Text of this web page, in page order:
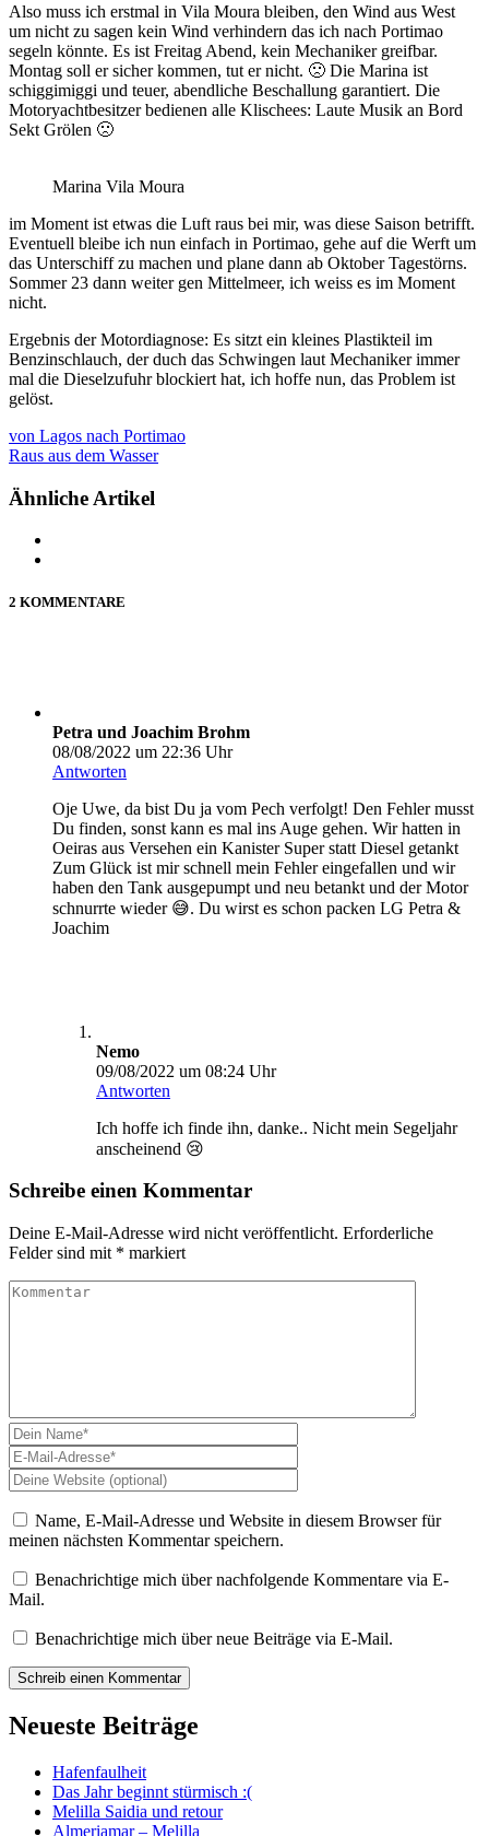
Also muss ich erstmal in Vila Moura bleiben, den Wind aus West
um nicht zu sagen kein Wind verhindern das ich nach Portimao
segeln könnte. Es ist Freitag Abend, kein Mechaniker greifbar.
Montag soll er sicher kommen, tut er nicht. 🙁 Die Marina ist
schiggimiggi und teuer, abendliche Beschallung garantiert. Die
Motoryachtbesitzer bedienen alle Klischees: Laute Musik an Bord
Sekt Grölen 🙁
Marina Vila Moura
im Moment ist etwas die Luft raus bei mir, was diese Saison betrifft.
Eventuell bleibe ich nun einfach in Portimao, gehe auf die Werft um
das Unterschiff zu machen und plane dann ab Oktober Tagestörns.
Sommer 23 dann weiter gen Mittelmeer, ich weiss es im Moment
nicht.
Ergebnis der Motordiagnose: Es sitzt ein kleines Plastikteil im
Benzinschlauch, der duch das Schwingen laut Mechaniker immer
mal die Dieselzufuhr blockiert hat, ich hoffe nun, das Problem ist
gelöst.
von Lagos nach Portimao
Raus aus dem Wasser
Ähnliche Artikel
2 KOMMENTARE
Petra und Joachim Brohm
08/08/2022 um 22:36 Uhr
Antworten
Oje Uwe, da bist Du ja vom Pech verfolgt! Den Fehler musst
Du finden, sonst kann es mal ins Auge gehen. Wir hatten in
Oeiras aus Versehen ein Kanister Super statt Diesel getankt
Zum Glück ist mir schnell mein Fehler eingefallen und wir
haben den Tank ausgepumpt und neu betankt und der Motor
schnurrte wieder 😅. Du wirst es schon packen LG Petra &
Joachim
Nemo
09/08/2022 um 08:24 Uhr
Antworten
Ich hoffe ich finde ihn, danke.. Nicht mein Segeljahr
anscheinend 😢
Schreibe einen Kommentar
Deine E-Mail-Adresse wird nicht veröffentlicht. Erforderliche
Felder sind mit * markiert
Name, E-Mail-Adresse und Website in diesem Browser für
meinen nächsten Kommentar speichern.
Benachrichtige mich über nachfolgende Kommentare via E-
Mail.
Benachrichtige mich über neue Beiträge via E-Mail.
Neueste Beiträge
Hafenfaulheit
Das Jahr beginnt stürmisch :(
Melilla Saidia und retour
Almeriamar – Melilla